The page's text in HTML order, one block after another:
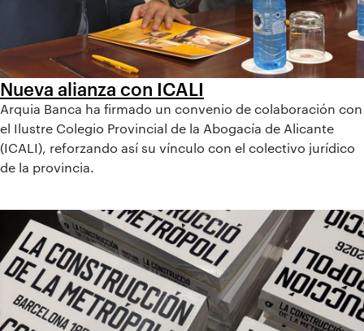
Nueva alianza con ICALI
Arquia Banca ha firmado un convenio de colaboración con
el Ilustre Colegio Provincial de la Abogacía de Alicante
(ICALI), reforzando así su vínculo con el colectivo jurídico
de la provincia.